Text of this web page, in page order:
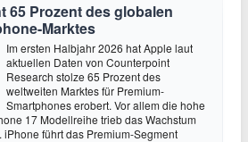
65 Prozent des globalen
Marktes
Im ersten Halbjahr 2026 hat Apple laut
aktuellen Daten von Counterpoint
Research stolze 65 Prozent des
weltweiten Marktes für Premium-
Smartphones erobert. Vor allem die hohe
17 Modellreihe trieb das Wachstum
führt das Premium-Segment